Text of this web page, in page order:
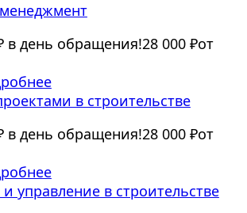
в день обращения!28 000 ₽от
в строительстве
в день обращения!28 000 ₽от
управление в строительстве